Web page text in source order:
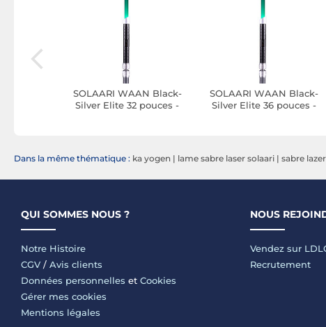
SOLAARI WAAN Black-
Silver Elite 32 pouces -
SOLAARI WAAN Black-
Silver Elite 36 pouces -
Dans la même thématique : ka yogen | lame sabre laser solaari | sabre lazer
QUI SOMMES NOUS ?
Notre Histoire
CGV / Avis clients
Données personnelles et Cookies
Gérer mes cookies
Mentions légales
NOUS
Vendez sur
Recrutement